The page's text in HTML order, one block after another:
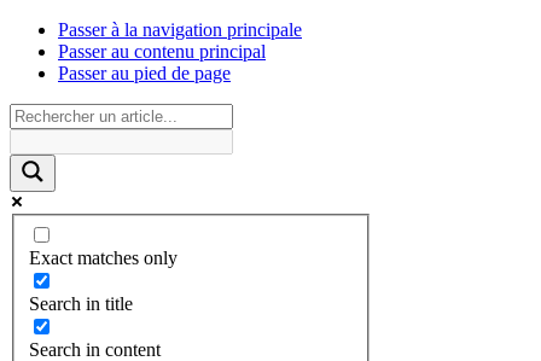
Passer à la navigation principale
Passer au contenu principal
Passer au pied de page
Exact matches only
Search in title
Search in content